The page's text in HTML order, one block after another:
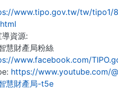
www.tipo.gov.tw/tw/tipo1/
資源:
慧財產局粉絲
www.facebook.com/
https://www.youtube.com/@
慧財產局-t5e